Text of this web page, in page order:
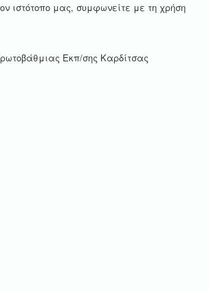
ιστότοπο μας, συμφωνείτε με τη χρήση
Εκπ/σης Καρδίτσας